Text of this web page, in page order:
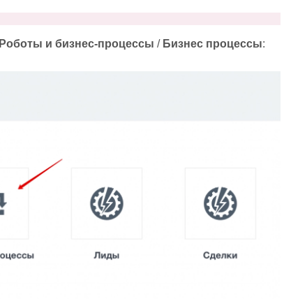
Роботы и бизнес-процессы / Бизнес процессы: